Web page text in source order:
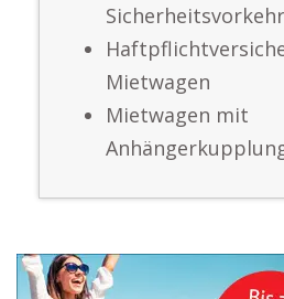
Mietwagen
Mietwagen mit